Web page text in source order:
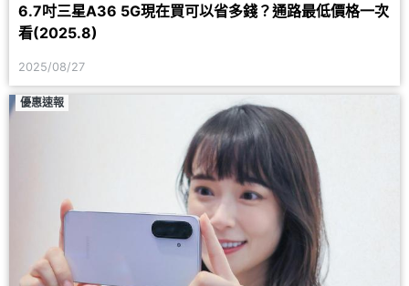
6.7吋三星A36 5G現在買可以省多錢？通路最低價格一次
看(2025.8)
2025/08/27
優惠速報